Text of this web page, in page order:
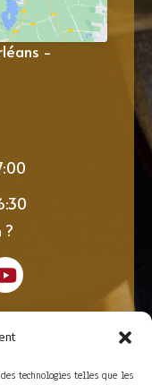
technologies telles que les
-
?